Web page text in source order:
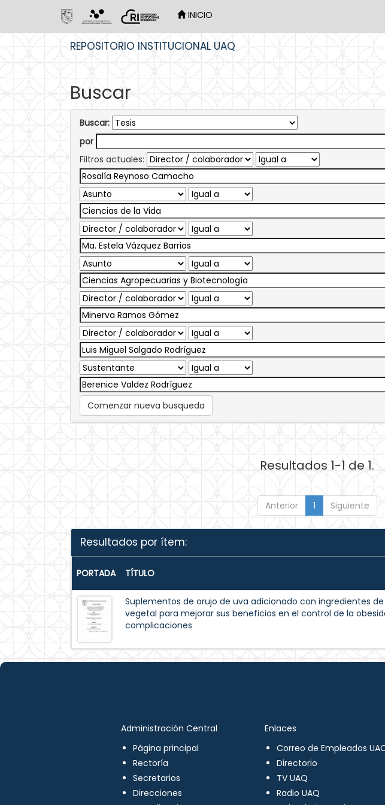
INICIO
REPOSITORIO INSTITUCIONAL UAQ
Buscar
Buscar:
por
Filtros actuales:
Comenzar nueva busqueda
Resultados 1-1 de 1.
Anterior 1 Siguiente
Resultados por ítem:
PORTADA TÍTULO
Suplementos de orujo de uva adicionado con ingredientes
vegetal para mejorar sus beneficios en el control de la
complicaciones
Administración Central
Página principal
Rectoría
Secretarios
Direcciones
Enlaces
Correo de Empleados
Directorio
TV UAQ
Radio UAQ